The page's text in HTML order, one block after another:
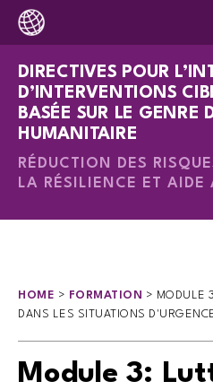
DIRECTIVES POUR
D’INTERVENTIONS
BASÉE SUR LE GENRE
HUMANITAIRE
RÉDUCTION DES
LA RÉSILIENCE ET AIDE
HOME > FORMATION > MODULE
DANS LES SITUATIONS
Module 3: